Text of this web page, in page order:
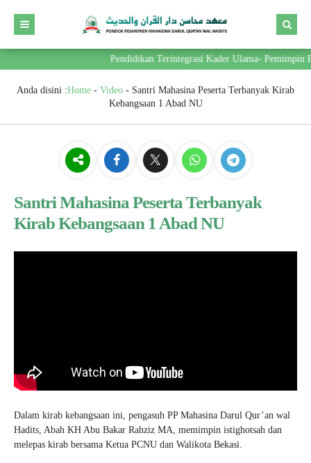
Pendidikan Terintegrasi Kader Ulama- Pemimpin
Anda disini :Home - Video - Santri Mahasina Peserta Terbanyak Kirab
Kebangsaan 1 Abad NU
Santri Mahasina Peserta Terbanyak
Kirab Kebangsaan 1 Abad NU
Dalam kirab kebangsaan ini, pengasuh PP Mahasina Darul Qur’an wal
Hadits, Abah KH Abu Bakar Rahziz MA, memimpin istighotsah dan
melepas kirab bersama Ketua PCNU dan Walikota Bekasi.